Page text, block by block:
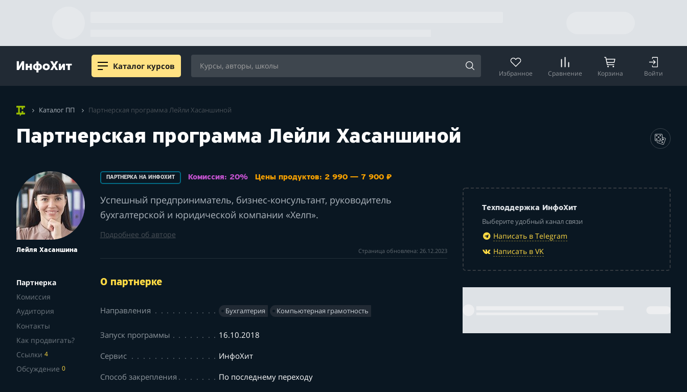
Каталог курсов
Избранное Сравнение Корзина Войти
Каталог ПП Партнерская программа Лейли Хасаншиной
Партнерская программа Лейли Хасаншиной
Лейля Хасаншина
Партнерка
Комиссия
Аудитория
Контакты
Как продвигать?
Ссылки 4
Обсуждение 0
ПАРТНЕРКА НА ИНФОХИТ Комиссия: 20% Цены продуктов: 2 990 — 7 900 ₽
Успешный предприниматель, бизнес-консультант, руководитель
бухгалтерской и юридической компании «Хелп».
Подробнее об авторе
Страница обновлена: 26.12.2023
О партнерке
Направления Бухгалтерия Компьютерная грамотность
Запуск программы 16.10.2018
Сервис ИнфоХит
Способ закрепления По последнему переходу
Техподдержка ИнфоХит
Выберите удобный канал связи
Написать в Telegram
Написать в VK